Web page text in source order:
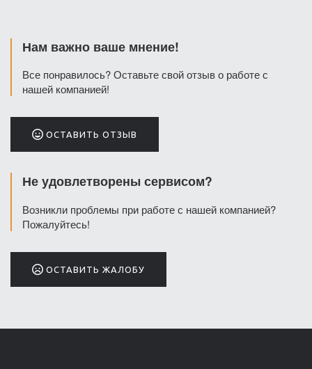
Нам важно ваше мнение!
Все понравилось? Оставьте свой отзыв о работе с
нашей компанией!
ОСТАВИТЬ ОТЗЫВ
Не удовлетворены сервисом?
Возникли проблемы при работе с нашей компанией?
Пожалуйтесь!
ОСТАВИТЬ ЖАЛОБУ